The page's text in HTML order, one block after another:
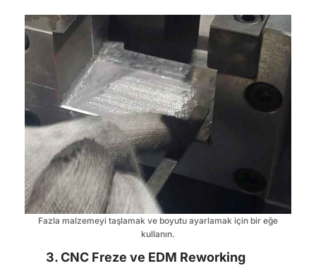
Fazla malzemeyi taşlamak ve boyutu ayarlamak için bir eğe
kullanın.
3. CNC Freze ve EDM Reworking